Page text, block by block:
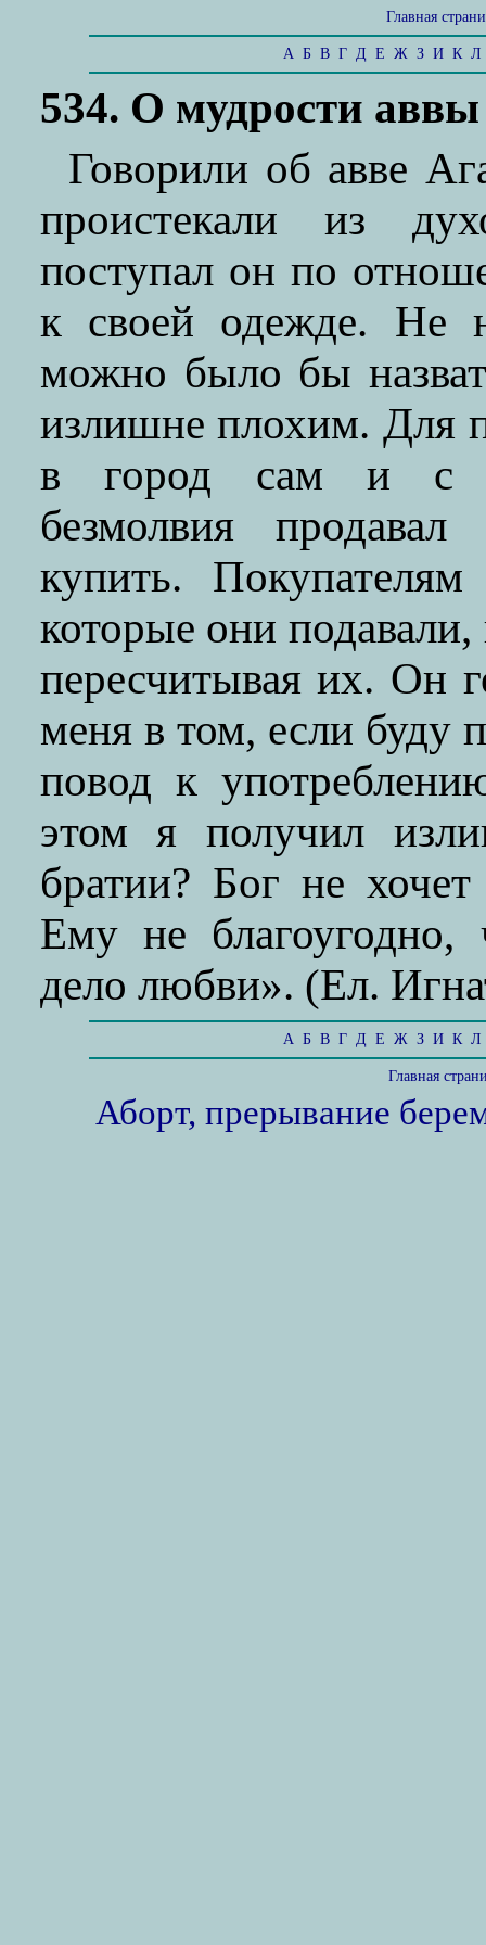
Главная
А Б В Г Д Е Ж З И К Л
534. О мудрости
Говорили об авве
проистекали из
поступал он по
к своей одежде. Не
можно было бы
излишне плохим. Для
в город сам и с
безмолвия
купить.
которые они
пересчитывая их. Он
меня в том, если буду
повод к
этом я получил
братии? Бог не
Ему не благоугодно,
дело любви». (Ел.
А Б В Г Д Е Ж З И К Л
Главная
Аборт, прерывание